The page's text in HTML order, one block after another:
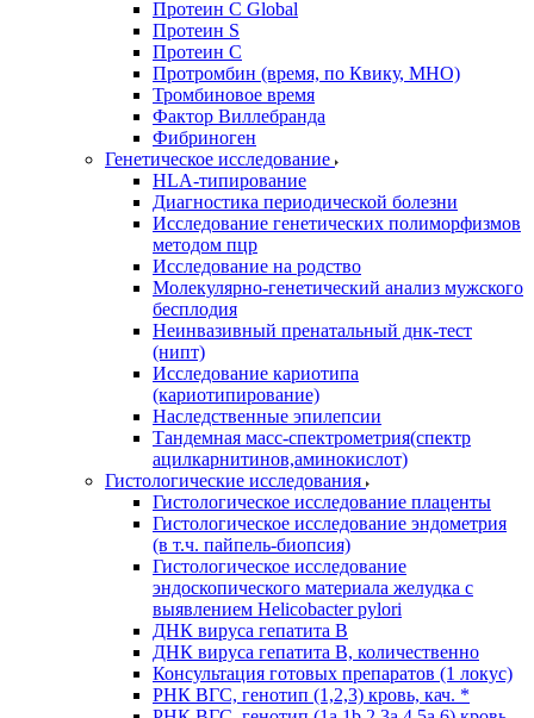
Протеин C Global
Протеин S
Протеин С
Протромбин (время, по Квику, МНО)
Тромбиновое время
Фактор Виллебранда
Фибриноген
Генетическое исследование
HLA-типирование
Диагностика периодической болезни
Исследование генетических полиморфизмов
методом пцр
Исследование на родство
Молекулярно-генетический анализ мужского
бесплодия
Неинвазивный пренатальный днк-тест
(нипт)
Исследование кариотипа
(кариотипирование)
Наследственные эпилепсии
Тандемная масс-спектрометрия(спектр
ацилкарнитинов,аминокислот)
Гистологические исследования
Гистологическое исследование плаценты
Гистологическое исследование эндометрия
(в т.ч. пайпель-биопсия)
Гистологическое исследование
эндоскопического материала желудка с
выявлением Helicobacter pylori
ДНК вируса гепатита B
ДНК вируса гепатита B, количественно
Консультация готовых препаратов (1 локус)
РНК ВГC, генотип (1,2,3) кровь, кач. *